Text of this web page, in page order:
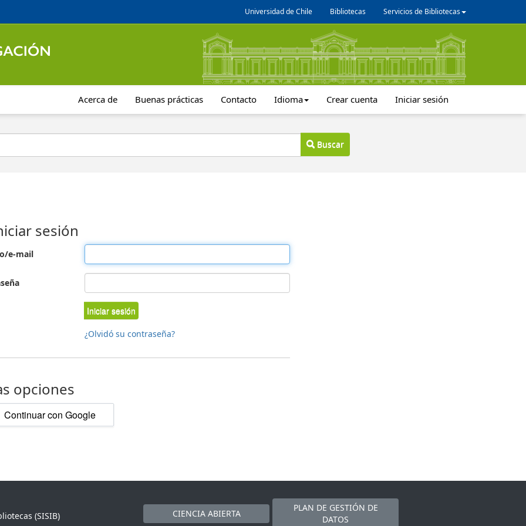
Universidad de Chile Bibliotecas Servicios de Bibliotecas
Acerca de Buenas prácticas Contacto Idioma Crear cuenta Iniciar sesión
Buscar
sesión
e-mail
Iniciar sesión
¿Olvidó su contraseña?
opciones
Continuar con Google
(SISIB)
CIENCIA ABIERTA
PLAN DE GESTIÓN DE
DATOS